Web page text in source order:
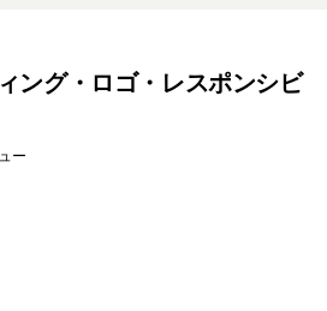
ング・ロゴ・レスポンシビ
ー